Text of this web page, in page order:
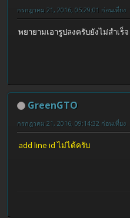
กรกฎาคม 21, 2016, 05:29:01 ก่อนเที่ยง
พยายามเอารูปลงครับยังไม่สำเร็จ
GreenGTO
กรกฎาคม 21, 2016, 09:14:32 ก่อนเที่ยง
add line id ไม่ได้ครับ